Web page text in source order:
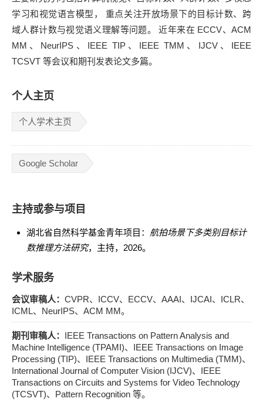
学习和视觉语言模型， 重点关注开放场景下的目标计数、跨
域人群计数与视觉语义理解等问题。 近年来在 ECCV、ACM
MM、NeurIPS、IEEE TIP、IEEE TMM、IJCV、IEEE
TCSVT 等会议和期刊发表论文多篇。
个人主页
个人学术主页
Google Scholar
主持或参与项目
湖北省自然科学基金青年项目： 航拍场景下多类别目标计
数推理方法研究，主持，2026。
学术服务
会议审稿人： CVPR、ICCV、ECCV、AAAI、IJCAI、ICLR、
ICML、NeurIPS、ACM MM。
期刊审稿人： IEEE Transactions on Pattern Analysis and
Machine Intelligence (TPAMI)、IEEE Transactions on Image
Processing (TIP)、IEEE Transactions on Multimedia (TMM)、
International Journal of Computer Vision (IJCV)、IEEE
Transactions on Circuits and Systems for Video Technology
(TCSVT)、Pattern Recognition 等。